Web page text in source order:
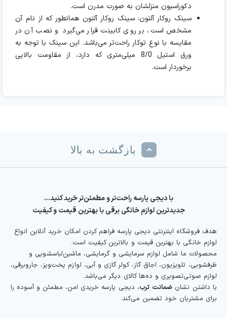
دکوراسیون منزلشان به صورت مدرن است.
سینک روکار آلتون: سینک روکار آلتون همانطور که از نام آن
مشخص است، بر روی کابینت قرار می‌گیرد و نصب آن در
مقایسه با نوع توکار راحت‌تر می‌باشد. این سینک با توجه به
ورق استیل 8/0 میلی‌متری که دارد، از مقاومت بالایی
برخوردار است.
بازگشت به بالا
با دیجی پارسه راحت‌تر و مطمئن‌تر خرید کنید…
جدیدترین لوازم خانگی برقی با بهترین قیمت و کیفیت
هدف فروشگاه اینترنتی دیجی پارسه فراهم کردن امکان خرید آنلاین انواع
لوازم خانگی با بهترین قیمت و بالاترین کیفیت است.
محصولات ما شامل لوازم سرمایشی و گرمایشی، ماشین‌لباسشویی و
ظرفشویی، تلویزیون، اجاق گاز، کولر گازی و آبی، لوازم پخت‌وپز، جاروبرقی،
لوازم صوتی‌تصویری و ده‌ها کالای دیگر می‌باشد.
با داشتن نشان ضمانت ترب، دیجی پارسه خریدی امن، مطمئن و آسوده را
برای مشتریان خود تضمین می‌کند.